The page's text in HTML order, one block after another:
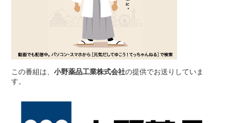
この番組は、小野薬品工業株式会社の提供でお送りしていま
す。